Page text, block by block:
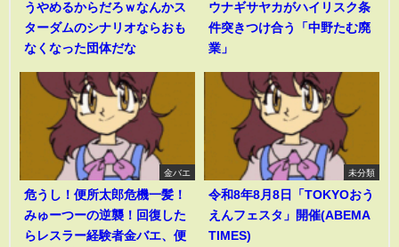
うやめるからだろｗなんかス
ターダムのシナリオならおも
なくなった団体だな
ウナギサヤカがハイリスク条
件突きつけ合う「中野たむ廃
業」
金バエ
危うし！便所太郎危機一髪！
みゅーつーの逆襲！回復した
らレスラー経験者金バエ、便
未分類
令和8年8月8日「TOKYOおう
えんフェスタ」開催(ABEMA
TIMES)